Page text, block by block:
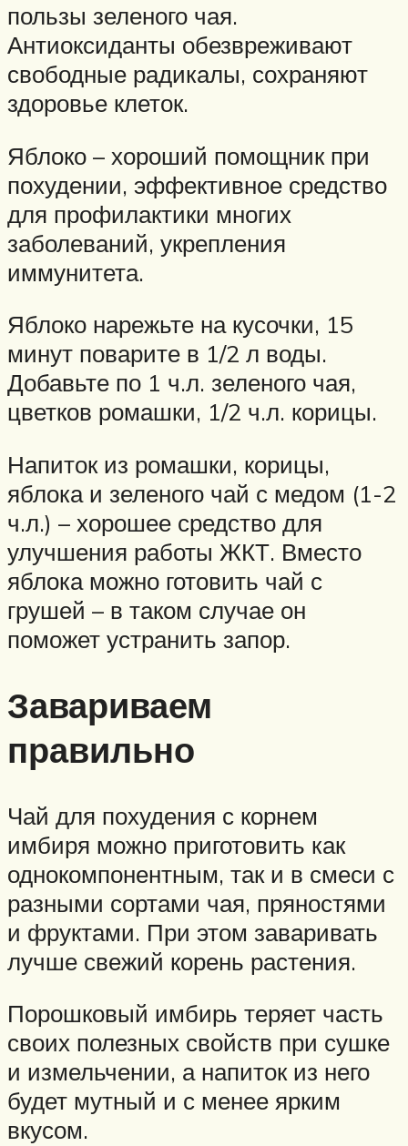
пользы зеленого чая.
Антиоксиданты обезвреживают
свободные радикалы, сохраняют
здоровье клеток.
Яблоко – хороший помощник при
похудении, эффективное средство
для профилактики многих
заболеваний, укрепления
иммунитета.
Яблоко нарежьте на кусочки, 15
минут поварите в 1/2 л воды.
Добавьте по 1 ч.л. зеленого чая,
цветков ромашки, 1/2 ч.л. корицы.
Напиток из ромашки, корицы,
яблока и зеленого чай с медом (1-2
ч.л.) – хорошее средство для
улучшения работы ЖКТ. Вместо
яблока можно готовить чай с
грушей – в таком случае он
поможет устранить запор.
Завариваем
правильно
Чай для похудения с корнем
имбиря можно приготовить как
однокомпонентным, так и в смеси с
разными сортами чая, пряностями
и фруктами. При этом заваривать
лучше свежий корень растения.
Порошковый имбирь теряет часть
своих полезных свойств при сушке
и измельчении, а напиток из него
будет мутный и с менее ярким
вкусом.